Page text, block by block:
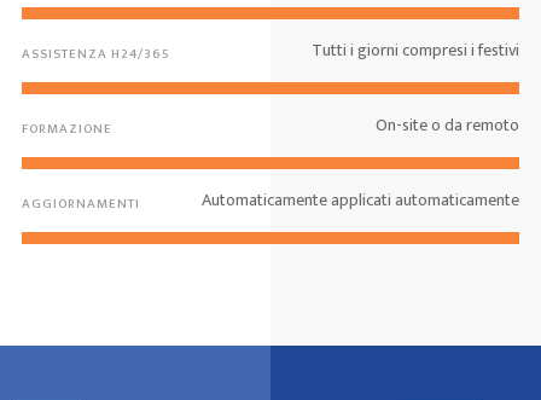
ASSISTENZA H24/365 Tutti i giorni compresi i festivi
FORMAZIONE On-site o da remoto
AGGIORNAMENTI Automaticamente applicati automaticamente